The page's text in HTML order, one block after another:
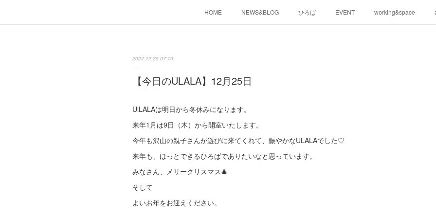
HOME NEWS&BLOG ひろば EVENT working&space
2024.12.25 07:10
【今日のULALA】12月25日
UlLALAは明日から冬休みになります。
来年1月は9日（木）から開室いたします。
今年も沢山の親子さんが遊びに来てくれて、賑やかなULALAでした♡
来年も、ほっとできるひろばでありたいなと思っています。
みなさん、メリークリスマス🎄
そして
よいお年をお迎えください。